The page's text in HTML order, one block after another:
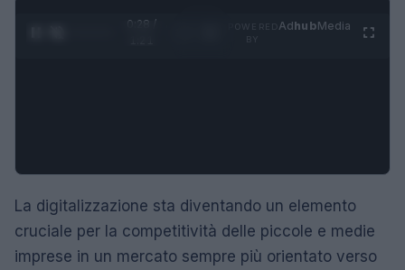
0:29 /
AdhubMedia
La digitalizzazione sta diventando un elemento
cruciale per la competitività delle piccole e medie
imprese in un mercato sempre più orientato verso